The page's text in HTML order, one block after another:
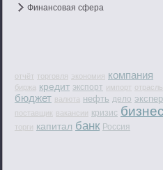
Финансовая сфера
отчёт торговля экономия компания
биржа кредит экспорт импорт отрасль
бюджет валюта нефть дело
поставщик вакансии кризис бизнес
торги капитал банк Россия